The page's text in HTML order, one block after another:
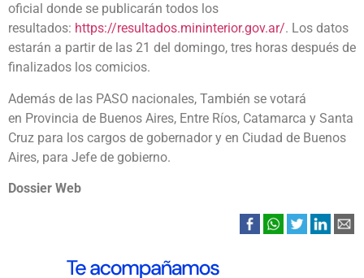
oficial donde se publicarán todos los
resultados: https://resultados.mininterior.gov.ar/. Los datos
estarán a partir de las 21 del domingo, tres horas después de
finalizados los comicios.
Además de las PASO nacionales, También se votará
en Provincia de Buenos Aires, Entre Ríos, Catamarca y Santa
Cruz para los cargos de gobernador y en Ciudad de Buenos
Aires, para Jefe de gobierno.
Dossier Web